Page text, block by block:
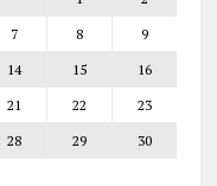
7 8
9
14 15
16
21 22
23
28 29
30